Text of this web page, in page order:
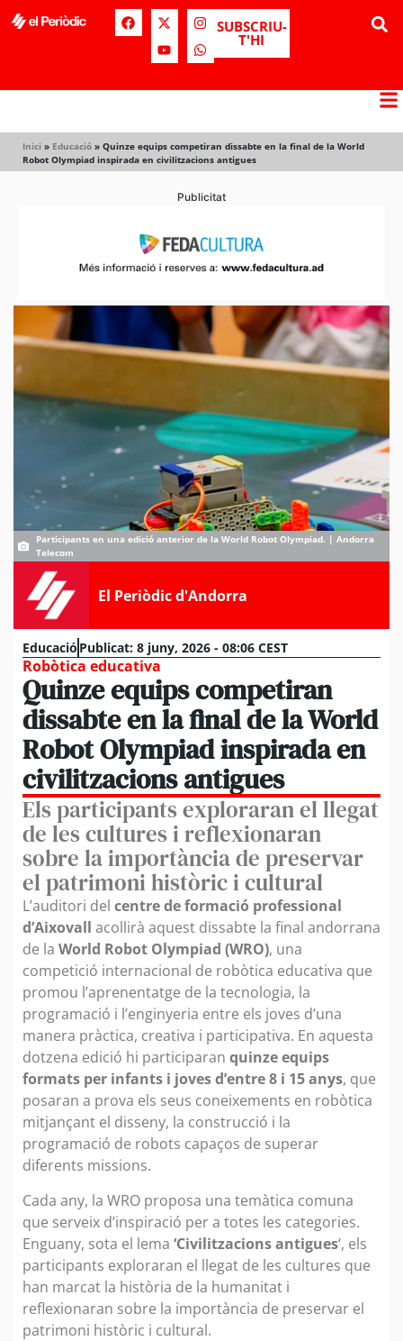
SUBSCRIU-
T'HI
Inici » Educació » Quinze equips competiran dissabte en la final de la World
Robot Olympiad inspirada en civilitzacions antigues
Publicitat
Participants en una edició anterior de la World Robot Olympiad. | Andorra
Telecom
El Periòdic d'Andorra
Educació Publicat: 8 juny, 2026 - 08:06 CEST
Robòtica educativa
Quinze equips competiran
dissabte en la final de la World
Robot Olympiad inspirada en
civilitzacions antigues
Els participants exploraran el llegat
de les cultures i reflexionaran
sobre la importància de preservar
el patrimoni històric i cultural
L’auditori del centre de formació professional
d’Aixovall acollirà aquest dissabte la final andorrana
de la World Robot Olympiad (WRO), una
competició internacional de robòtica educativa que
promou l’aprenentatge de la tecnologia, la
programació i l’enginyeria entre els joves d’una
manera pràctica, creativa i participativa. En aquesta
dotzena edició hi participaran quinze equips
formats per infants i joves d’entre 8 i 15 anys, que
posaran a prova els seus coneixements en robòtica
mitjançant el disseny, la construcció i la
programació de robots capaços de superar
diferents missions.
Cada any, la WRO proposa una temàtica comuna
que serveix d’inspiració per a totes les categories.
Enguany, sota el lema ‘Civilitzacions antigues‘, els
participants exploraran el llegat de les cultures que
han marcat la història de la humanitat i
reflexionaran sobre la importància de preservar el
patrimoni històric i cultural.